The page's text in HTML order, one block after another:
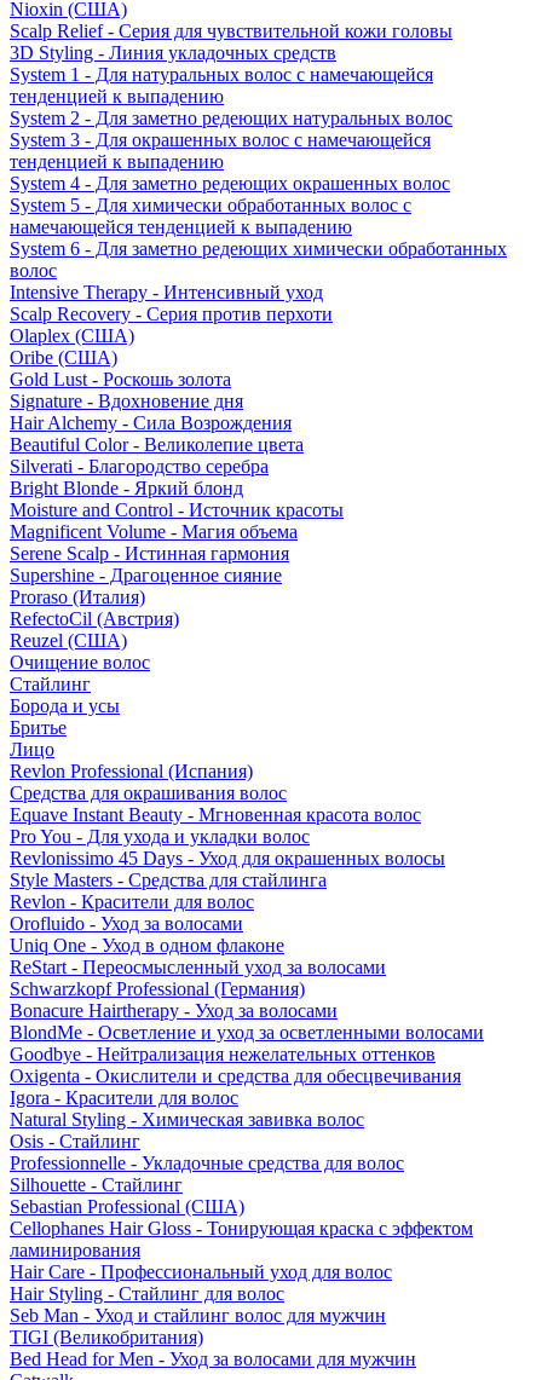
Nioxin (США)
Scalp Relief - Серия для чувствительной кожи головы
3D Styling - Линия укладочных средств
System 1 - Для натуральных волос с намечающейся
тенденцией к выпадению
System 2 - Для заметно редеющих натуральных волос
System 3 - Для окрашенных волос с намечающейся
тенденцией к выпадению
System 4 - Для заметно редеющих окрашенных волос
System 5 - Для химически обработанных волос с
намечающейся тенденцией к выпадению
System 6 - Для заметно редеющих химически обработанных
волос
Intensive Therapy - Интенсивный уход
Scalp Recovery - Серия против перхоти
Olaplex (США)
Oribe (США)
Gold Lust - Роскошь золота
Signature - Вдохновение дня
Hair Alchemy - Сила Возрождения
Beautiful Color - Великолепие цвета
Silverati - Благородство серебра
Bright Blonde - Яркий блонд
Moisture and Control - Источник красоты
Magnificent Volume - Магия объема
Serene Scalp - Истинная гармония
Supershine - Драгоценное сияние
Proraso (Италия)
RefectoCil (Австрия)
Reuzel (США)
Очищение волос
Стайлинг
Борода и усы
Бритье
Лицо
Revlon Professional (Испания)
Средства для окрашивания волос
Equave Instant Beauty - Мгновенная красота волос
Pro You - Для ухода и укладки волос
Revlonissimo 45 Days - Уход для окрашенных волосы
Style Masters - Средства для стайлинга
Revlon - Красители для волос
Orofluido - Уход за волосами
Uniq One - Уход в одном флаконе
ReStart - Переосмысленный уход за волосами
Schwarzkopf Professional (Германия)
Bonacure Hairtherapy - Уход за волосами
BlondMe - Осветление и уход за осветленными волосами
Goodbye - Нейтрализация нежелательных оттенков
Oxigenta - Окислители и средства для обесцвечивания
Igora - Красители для волос
Natural Styling - Химическая завивка волос
Osis - Стайлинг
Professionnelle - Укладочные средства для волос
Silhouette - Стайлинг
Sebastian Professional (США)
Cellophanes Hair Gloss - Тонирующая краска с эффектом
ламинирования
Hair Care - Профессиональный уход для волос
Hair Styling - Стайлинг для волос
Seb Man - Уход и стайлинг волос для мужчин
TIGI (Великобритания)
Bed Head for Men - Уход за волосами для мужчин